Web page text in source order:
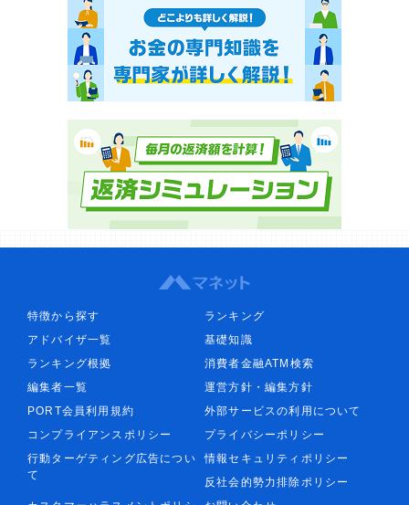
特徴から探す
ランキング
アドバイザ一覧
基礎知識
ランキング根拠
消費者金融ATM検索
編集者一覧
運営方針・編集方針
PORT会員利用規約
外部サービスの利用について
コンプライアンスポリシー
プライバシーポリシー
行動ターゲティング広告につい
て
情報セキュリティポリシー
反社会的勢力排除ポリシー